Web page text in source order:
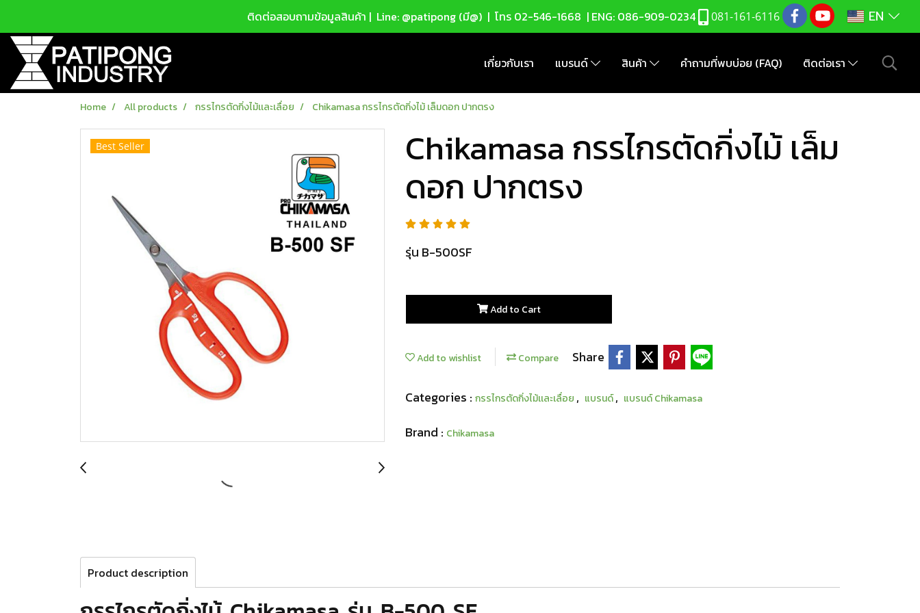
ติดต่อสอบถามข้อมูลสินค้า | Line: @patipong (มี@) | โทร 02-546-1668 | ENG: 086-909-0234 081-161-6116 EN
เกี่ยวกับเรา แบรนด์ สินค้า คำถามที่พบบ่อย (FAQ) ติดต่อเรา
Home All products กรรไกรตัดกิ่งไม้เเละเลื่อย Chikamasa กรรไกรตัดกิ่งไม้ เล็มดอก ปากตรง
Best Seller Chikamasa กรรไกรตัดกิ่งไม้ เล็ม
ดอก ปากตรง
รุ่น B-500SF
Add to Cart
Add to wishlist Compare Share
Categories : กรรไกรตัดกิ่งไม้เเละเลื่อย , แบรนด์, แบรนด์ Chikamasa
Brand : Chikamasa
Product description